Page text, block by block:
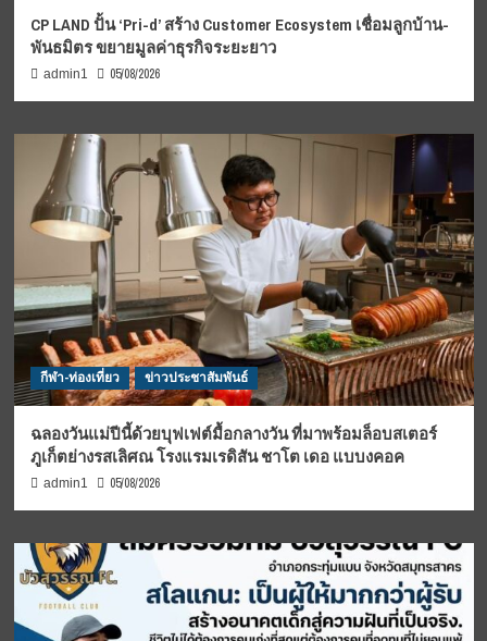
CP LAND ปั้น ‘Pri-d’ สร้าง Customer Ecosystem เชื่อมลูกบ้าน-
พันธมิตร ขยายมูลค่าธุรกิจระยะยาว
admin1 05/08/2026
กีฬา-ท่องเที่ยว ข่าวประชาสัมพันธ์
ฉลองวันแม่ปีนี้ด้วยบุฟเฟต์มื้อกลางวัน ที่มาพร้อมล็อบสเตอร์
ภูเก็ตย่างรสเลิศณ โรงแรมเรดิสัน ชาโต เดอ แบบงคอค
admin1 05/08/2026